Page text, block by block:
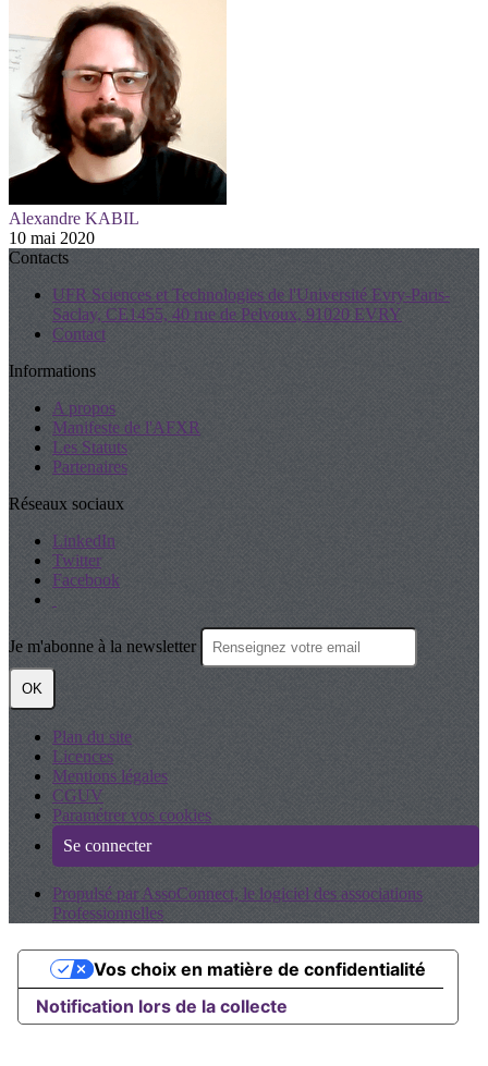
Alexandre KABIL
10 mai 2020
Contacts
UFR Sciences et Technologies de l'Université Evry-Paris-
Saclay, CE1455, 40 rue de Pelvoux, 91020 EVRY
Contact
Informations
A propos
Manifeste de l'AFXR
Les Statuts
Partenaires
Réseaux sociaux
LinkedIn
Twitter
Facebook
Je m'abonne à la newsletter
OK
Plan du site
Licences
Mentions légales
CGUV
Paramétrer vos cookies
Se connecter
Propulsé par AssoConnect, le logiciel des associations
Professionnelles
Notification lors de la collecte
Vos choix en matière de confidentialité